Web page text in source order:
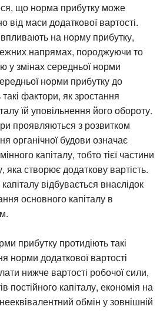
що норма прибутку може
від маси додаткової вартості.
на норму прибутку,
напрямах, породжуючи то
у змінах середньої норми
норми прибутку до
фактори, як зростання
їй уповільнення його обороту.
проявляються з розвитком
органічної будови означає
капіталу, тобто тієї частини
яка створює додаткову вартість.
відбувається внаслідок
основного капіталу в
прибутку протидіють такі
норми додаткової вартості
нижче вартості робочої сили,
постійного капіталу, економія на
обмін у зовнішній